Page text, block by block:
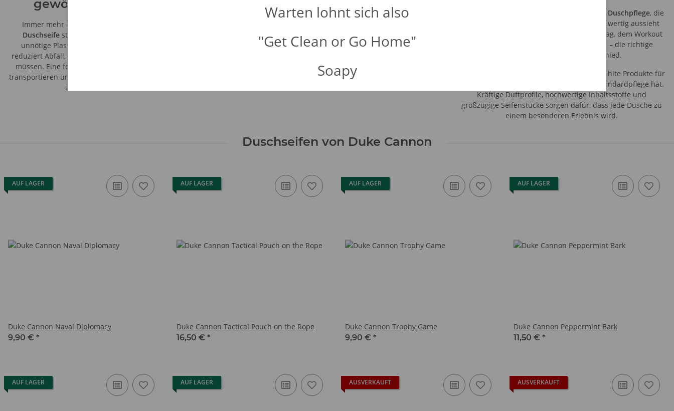
gewöhnlichem Duschgel.
Immer mehr Menschen entscheiden sich bewusst für
Duschseife statt flüssigem Duschgel. Der Verzicht auf
unnötige Plastikverpackungen schont Ressourcen und
reduziert Abfall, ohne auf Komfort oder Pflege verzichten zu
müssen. Eine feste Seife hält oft länger, lässt sich einfach
transportieren und überzeugt mit einer intensiven Reinigung
und charaktervollen Düften.
Duschpflege, die
unkompliziert funktioniert und dabei hochwertig aussieht
und riecht. Ob nach einem langen Arbeitstag, dem Workout
oder zum perfekten Start in den Morgen – die richtige
Duschseife macht den Unterschied.
Unser Sortiment umfasst sorgfältig ausgewählte Produkte für
Jeden, der keine Lust auf austauschbare Standardpflege hat.
Kräftige Duftprofile, hochwertige Inhaltsstoffe und
großzügige Seifenstücke sorgen dafür, dass jede Dusche zu
einem besonderen Erlebnis wird.
Duschseifen von Duke Cannon
AUF LAGER
Duke Cannon Naval Diplomacy
9,90 € *
AUF LAGER
Duke Cannon Tactical Pouch on the Rope
16,50 € *
AUF LAGER
Duke Cannon Trophy Game
9,90 € *
AUF LAGER
Duke Cannon Peppermint Bark
11,50 € *
AUF LAGER AUF LAGER AUSVERKAUFT AUSVERKAUFT
Warten lohnt sich also
"Get Clean or Go Home"
Soapy